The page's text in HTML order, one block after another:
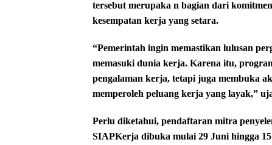
tersebut merupaka n bagian dari
kesempatan kerja yang setara.
“Pemerintah ingin memastikan lulusan
memasuki dunia kerja. Karena itu,
pengalaman kerja, tetapi juga membuka
memperoleh peluang kerja yang layak,”
Perlu diketahui, pendaftaran mitra
SIAPKerja dibuka mulai 29 Juni hingga